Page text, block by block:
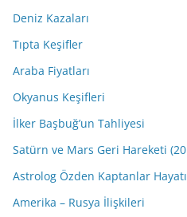
Deniz Kazaları
Tıpta Keşifler
Araba Fiyatları
Okyanus Keşifleri
İlker Başbuğ’un Tahliyesi
Satürn ve Mars Geri Hareketi
Astrolog Özden Kaptanlar
Amerika – Rusya İlişkileri